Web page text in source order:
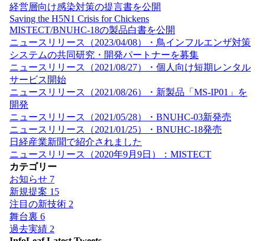
経営層向け感染対策の提言書を公開
Saving the H5N1 Crisis for Chickens
MISTECT/BNUHC-18の製品白書を公開
ニュースリリース（2023/04/08）・鳥インフルエンザ対策
システムの共同研究・開発パートナーを募集
ニュースリリース（2021/08/27）・個人向け短期レンタル
サービス開始
ニュースリリース（2021/08/26）・新製品「MS-IP01」を
開発
ニュースリリース（2021/05/28）・BNUHC-03新発売
ニュースリリース（2021/01/25）・BNUHC-18発売
日経産業新聞で紹介されました
ニュースリリース（2020年9月9日）：MISTECT
カテゴリー
お知らせ 7
新規提案 15
注目の新技術 2
舞台裏 6
過去実績 2